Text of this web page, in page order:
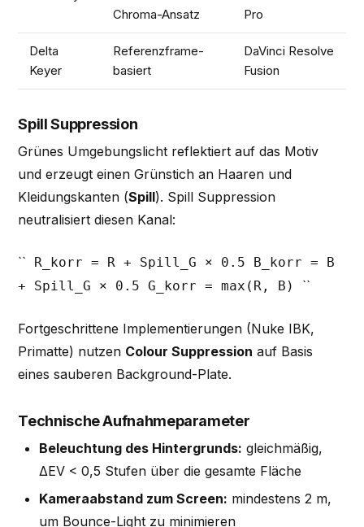
Chroma-Ansatz
Pro
Delta
Keyer
Referenzframe-
basiert
DaVinci Resolve
Fusion
Spill Suppression
Grünes Umgebungslicht reflektiert auf das Motiv
und erzeugt einen Grünstich an Haaren und
Kleidungskanten (Spill). Spill Suppression
neutralisiert diesen Kanal:
`` R_korr = R + Spill_G × 0.5 B_korr = B
+ Spill_G × 0.5 G_korr = max(R, B) ``
Fortgeschrittene Implementierungen (Nuke IBK,
Primatte) nutzen Colour Suppression auf Basis
eines sauberen Background-Plate.
Technische Aufnahmeparameter
Beleuchtung des Hintergrunds: gleichmäßig,
ΔEV < 0,5 Stufen über die gesamte Fläche
Kameraabstand zum Screen: mindestens 2 m,
um Bounce-Light zu minimieren